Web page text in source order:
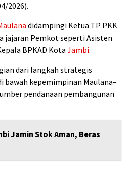
2026).
didampingi Ketua TP PKK
jajaran Pemkot seperti Asisten
BPKAD Kota Jambi.
dari langkah strategis
bawah kepemimpinan Maulana–
pendanaan pembangunan
Jamin Stok Aman, Beras